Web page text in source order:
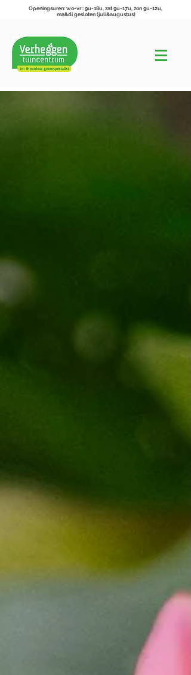
Openingsuren: wo-vr : 9u-18u, zat 9u-17u, zon 9u-12u,
ma&di gesloten (juli&augustus)